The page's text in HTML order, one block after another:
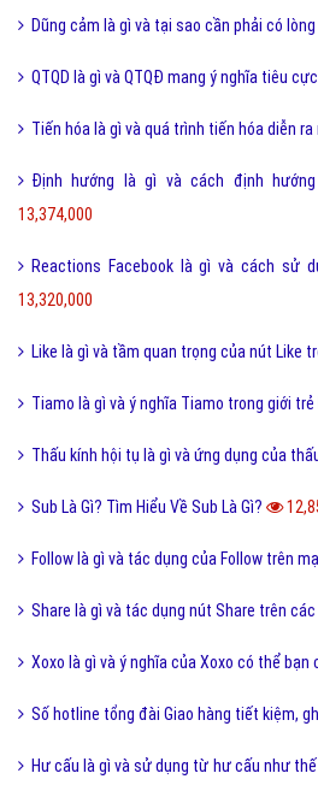
Dũng cảm là gì và tại sao cần phải có
QTQD là gì và QTQĐ mang ý nghĩa tiêu
Tiến hóa là gì và quá trình tiến hóa diễn
Định hướng là gì và cách định
13,374,000
Reactions Facebook là gì và cách sử
13,320,000
Like là gì và tầm quan trọng của nút Like
Tiamo là gì và ý nghĩa Tiamo trong giới trẻ
Thấu kính hội tụ là gì và ứng dụng của
Sub Là Gì? Tìm Hiểu Về Sub Là Gì?
Follow là gì và tác dụng của Follow trên
Share là gì và tác dụng nút Share trên
Xoxo là gì và ý nghĩa của Xoxo có thể bạn
Số hotline tổng đài Giao hàng tiết kiệm,
Hư cấu là gì và sử dụng từ hư cấu như